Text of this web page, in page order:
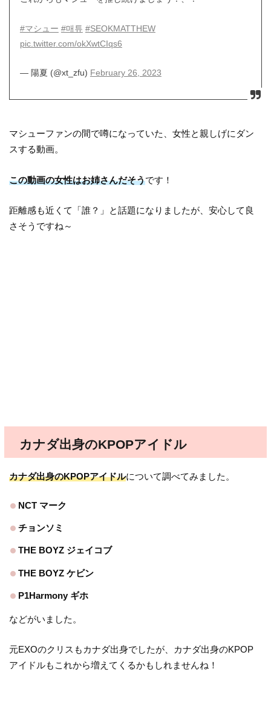
#マシュー #매튜 #SEOKMATTHEW
pic.twitter.com/okXwtCIqs6
— 陽夏 (@xt_zfu) February 26, 2023
マシューファンの間で噂になっていた、女性と親しげにダン
スする動画。
この動画の女性はお姉さんだそうです！
距離感も近くて「誰？」と話題になりましたが、安心して良
さそうですね～
カナダ出身のKPOPアイドル
カナダ出身のKPOPアイドルについて調べてみました。
NCT マーク
チョンソミ
THE BOYZ ジェイコブ
THE BOYZ ケビン
P1Harmony ギホ
などがいました。
元EXOのクリスもカナダ出身でしたが、カナダ出身のKPOP
アイドルもこれから増えてくるかもしれませんね！